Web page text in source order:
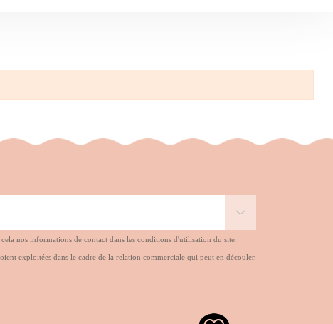
nos informations de contact dans les conditions d'utilisation du site.
exploitées dans le cadre de la relation commerciale qui peut en découler.